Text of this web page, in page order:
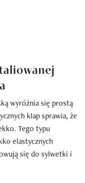
wyróżnia się prostą
klap sprawia, że
Tego typu
elastycznych
się do sylwetki i